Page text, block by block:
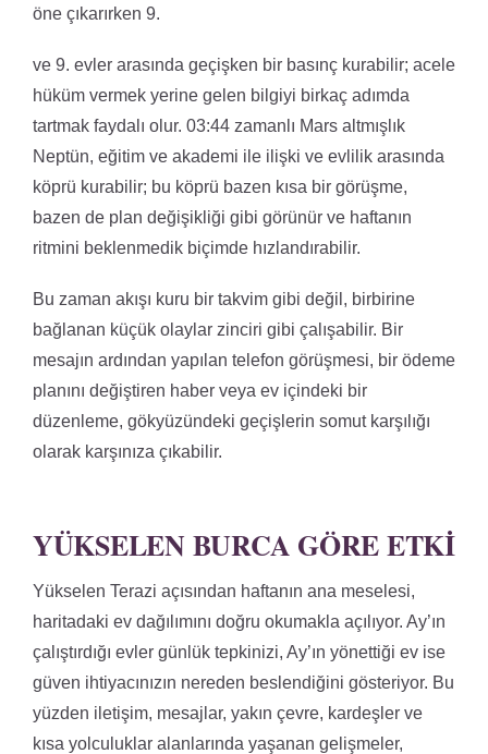
öne çıkarırken 9.
ve 9. evler arasında geçişken bir basınç kurabilir; acele
hüküm vermek yerine gelen bilgiyi birkaç adımda
tartmak faydalı olur. 03:44 zamanlı Mars altmışlık
Neptün, eğitim ve akademi ile ilişki ve evlilik arasında
köprü kurabilir; bu köprü bazen kısa bir görüşme,
bazen de plan değişikliği gibi görünür ve haftanın
ritmini beklenmedik biçimde hızlandırabilir.
Bu zaman akışı kuru bir takvim gibi değil, birbirine
bağlanan küçük olaylar zinciri gibi çalışabilir. Bir
mesajın ardından yapılan telefon görüşmesi, bir ödeme
planını değiştiren haber veya ev içindeki bir
düzenleme, gökyüzündeki geçişlerin somut karşılığı
olarak karşınıza çıkabilir.
YÜKSELEN BURCA GÖRE ETKI
Yükselen Terazi açısından haftanın ana meselesi,
haritadaki ev dağılımını doğru okumakla açılıyor. Ay’ın
çalıştırdığı evler günlük tepkinizi, Ay’ın yönettiği ev ise
güven ihtiyacınızın nereden beslendiğini gösteriyor. Bu
yüzden iletişim, mesajlar, yakın çevre, kardeşler ve
kısa yolculuklar alanlarında yaşanan gelişmeler,